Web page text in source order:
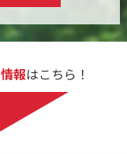
報はこちら！